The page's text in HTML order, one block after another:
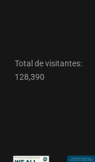
Total de visitantes:
128,390